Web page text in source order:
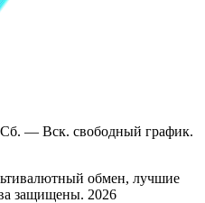
— Вск. свободный график.
обмен, лучшие
защищены. 2026